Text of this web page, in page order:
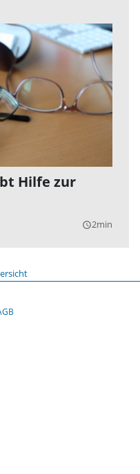
Hilfe zur
query_builder2min